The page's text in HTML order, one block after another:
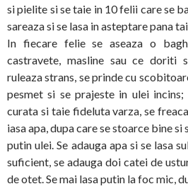
si pielite si se taie in 10 felii care se
sareaza si se lasa in asteptare pana
In fiecare felie se aseaza o
castravete, masline sau ce doriti
ruleaza strans, se prinde cu
pesmet si se prajeste in ulei incins;
curata si taie fideluta varza, se
iasa apa, dupa care se stoarce bine
putin ulei. Se adauga apa si se lasa
suficient, se adauga doi catei de
de otet. Se mai lasa putin la foc mic,